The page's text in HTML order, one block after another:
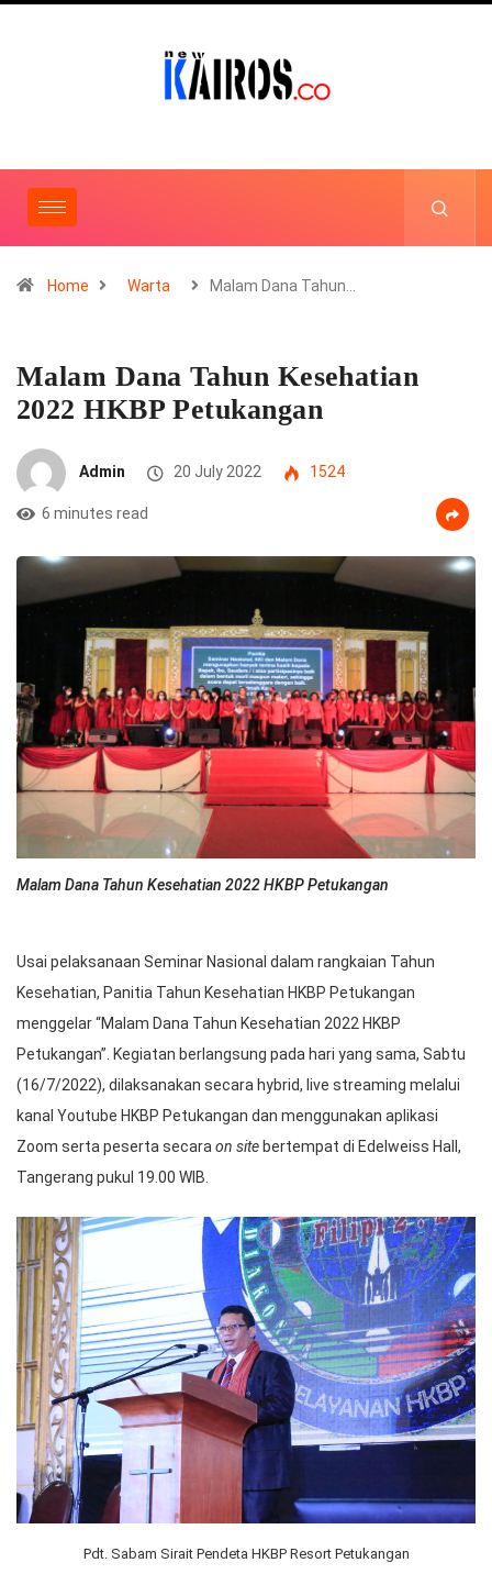
Home Warta Malam Dana Tahun…
Malam Dana Tahun Kesehatian
2022 HKBP Petukangan
Admin 20 July 2022 1524
6 minutes read
Malam Dana Tahun Kesehatian 2022 HKBP Petukangan
Usai pelaksanaan Seminar Nasional dalam rangkaian Tahun
Kesehatian, Panitia Tahun Kesehatian HKBP Petukangan
menggelar “Malam Dana Tahun Kesehatian 2022 HKBP
Petukangan”. Kegiatan berlangsung pada hari yang sama, Sabtu
(16/7/2022), dilaksanakan secara hybrid, live streaming melalui
kanal Youtube HKBP Petukangan dan menggunakan aplikasi
Zoom serta peserta secara on site bertempat di Edelweiss Hall,
Tangerang pukul 19.00 WIB.
Pdt. Sabam Sirait Pendeta HKBP Resort Petukangan